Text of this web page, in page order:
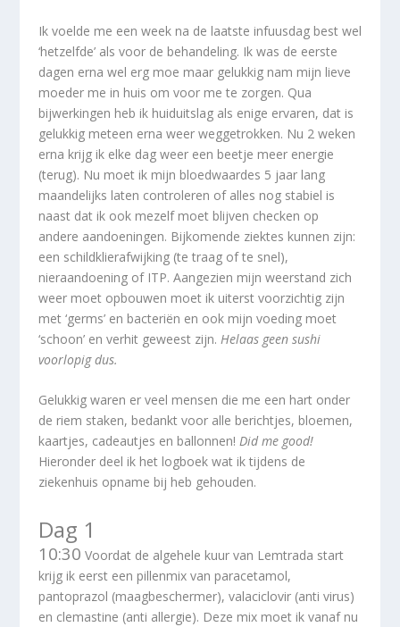
Ik voelde me een week na de laatste infuusdag best wel
‘hetzelfde’ als voor de behandeling. Ik was de eerste
dagen erna wel erg moe maar gelukkig nam mijn lieve
moeder me in huis om voor me te zorgen. Qua
bijwerkingen heb ik huiduitslag als enige ervaren, dat is
gelukkig meteen erna weer weggetrokken. Nu 2 weken
erna krijg ik elke dag weer een beetje meer energie
(terug). Nu moet ik mijn bloedwaardes 5 jaar lang
maandelijks laten controleren of alles nog stabiel is
naast dat ik ook mezelf moet blijven checken op
andere aandoeningen. Bijkomende ziektes kunnen zijn:
een schildklierafwijking (te traag of te snel),
nieraandoening of ITP. Aangezien mijn weerstand zich
weer moet opbouwen moet ik uiterst voorzichtig zijn
met ‘germs’ en bacteriën en ook mijn voeding moet
‘schoon’ en verhit geweest zijn. Helaas geen sushi
voorlopig dus.
Gelukkig waren er veel mensen die me een hart onder
de riem staken, bedankt voor alle berichtjes, bloemen,
kaartjes, cadeautjes en ballonnen! Did me good!
Hieronder deel ik het logboek wat ik tijdens de
ziekenhuis opname bij heb gehouden.
Dag 1
10:30 Voordat de algehele kuur van Lemtrada start
krijg ik eerst een pillenmix van paracetamol,
pantoprazol (maagbeschermer), valaciclovir (anti virus)
en clemastine (anti allergie). Deze mix moet ik vanaf nu